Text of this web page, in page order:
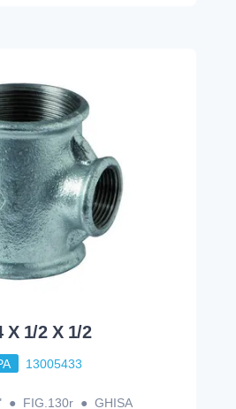
X 1/2 X 1/2
13005433
● FIG.130r ● GHISA